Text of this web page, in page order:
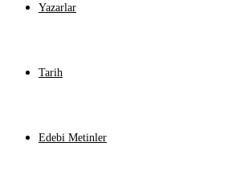
Yazarlar
Tarih
Edebi Metinler